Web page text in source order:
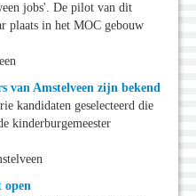
jobs'. De pilot van dit
plaats in het MOC gebouw
van Amstelveen zijn bekend
kandidaten geselecteerd die
kinderburgemeester
open